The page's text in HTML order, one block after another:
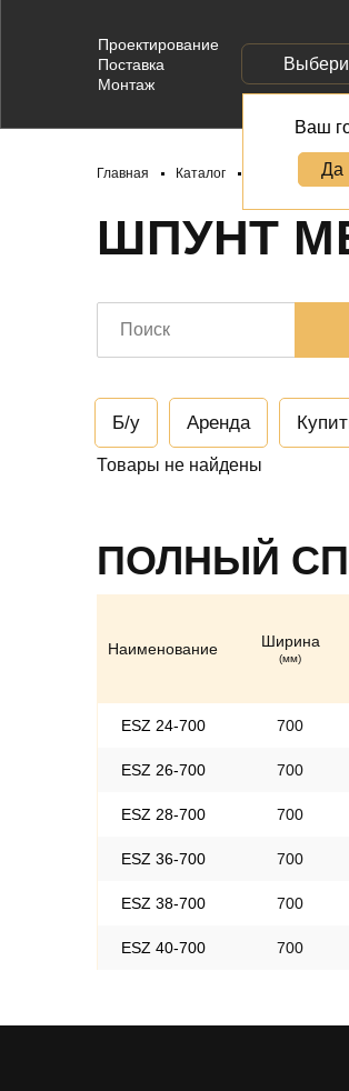
Проектирование
Поставка
Монтаж
Ваш
Да
Главная Каталог Шпунт Meever
ШПУНТ
Б/у Аренда
Товары не найдены
ПОЛНЫЙ
Наименование Ширина
(мм)
ESZ 24-700 700
ESZ 26-700 700
ESZ 28-700 700
ESZ 36-700 700
ESZ 38-700 700
ESZ 40-700 700